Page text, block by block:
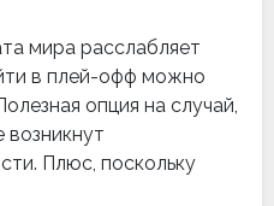
мира расслабляет
в плей-офф можно
опция на случай,
возникнут
Плюс, поскольку